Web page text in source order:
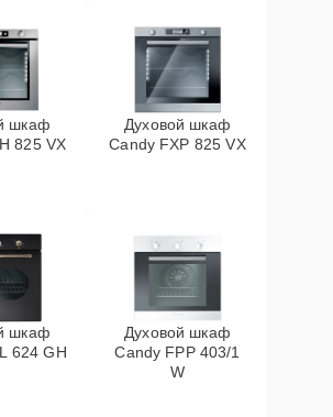
шкаф
825 VX
Духовой шкаф
Candy FXP 825 VX
шкаф
624 GH
Духовой шкаф
Candy FPP 403/1
W